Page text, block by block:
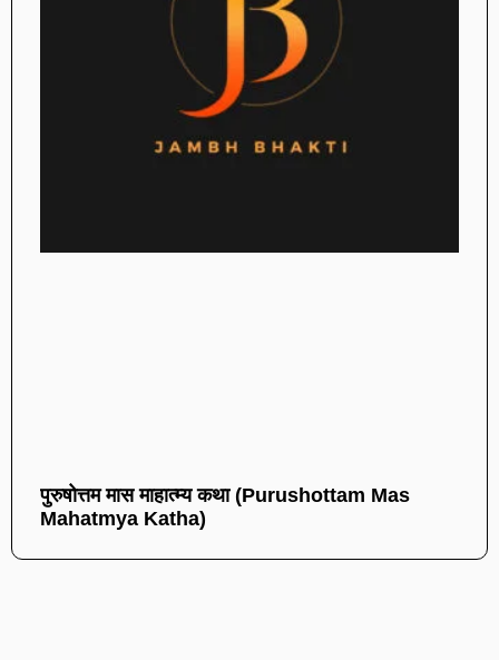
पुरुषोत्तम मास माहात्म्य कथा (Purushottam Mas
Mahatmya Katha)